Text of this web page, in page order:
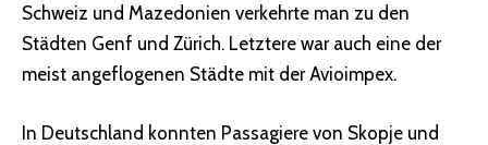
Schweiz und Mazedonien verkehrte man zu den
Städten Genf und Zürich. Letztere war auch eine der
meist angeflogenen Städte mit der Avioimpex.
In Deutschland konnten Passagiere von Skopje und